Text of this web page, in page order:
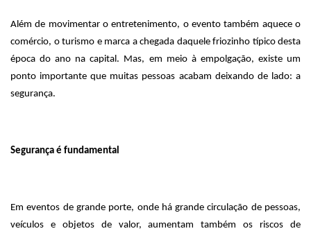
Além de movimentar o entretenimento, o evento também aquece o
comércio, o turismo e marca a chegada daquele friozinho típico desta
época do ano na capital. Mas, em meio à empolgação, existe um
ponto importante que muitas pessoas acabam deixando de lado: a
segurança.
Segurança é fundamental
Em eventos de grande porte, onde há grande circulação de pessoas,
veículos e objetos de valor, aumentam também os riscos de